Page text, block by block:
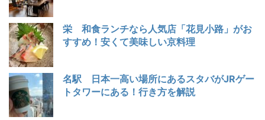
栄 和食ランチなら人気店「花見小路」がお
すすめ！安くて美味しい京料理
名駅 日本一高い場所にあるスタバがJRゲー
トタワーにある！行き方を解説